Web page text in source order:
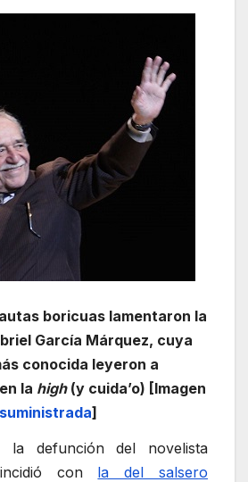
boricuas lamentaron la
García Márquez, cuya
conocida leyeron a
la high(y cuida’o) [Imagen
suministrada]
la defunción del novelista
con la del salsero